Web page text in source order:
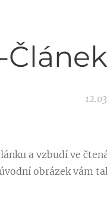
a vzbudí ve
obrázek vám